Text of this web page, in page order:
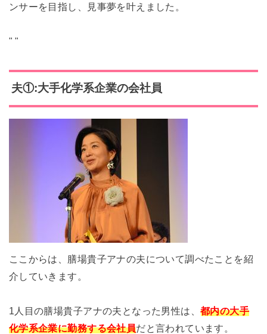
ンサーを目指し、見事夢を叶えました。
" "
夫①:大手化学系企業の会社員
ここからは、膳場貴子アナの夫について調べたことを紹
介していきます。
1人目の膳場貴子アナの夫となった男性は、都内の大手
化学系企業に勤務する会社員だと言われています。